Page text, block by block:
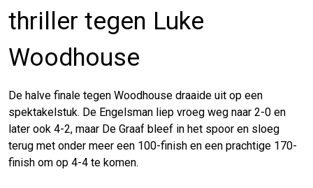
thriller tegen Luke
Woodhouse
De halve finale tegen Woodhouse draaide uit op een
spektakelstuk. De Engelsman liep vroeg weg naar 2-0 en
later ook 4-2, maar De Graaf bleef in het spoor en sloeg
terug met onder meer een 100-finish en een prachtige 170-
finish om op 4-4 te komen.